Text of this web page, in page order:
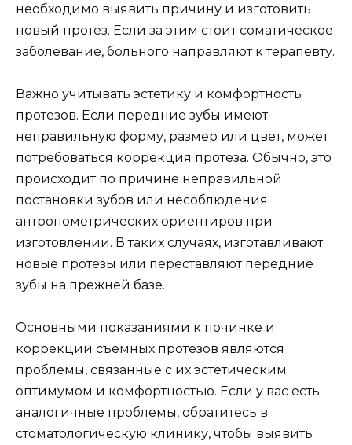
необходимо выявить причину и изготовить
новый протез. Если за этим стоит соматическое
заболевание, больного направляют к терапевту.
Важно учитывать эстетику и комфортность
протезов. Если передние зубы имеют
неправильную форму, размер или цвет, может
потребоваться коррекция протеза. Обычно, это
происходит по причине неправильной
постановки зубов или несоблюдения
антропометрических ориентиров при
изготовлении. В таких случаях, изготавливают
новые протезы или переставляют передние
зубы на прежней базе.
Основными показаниями к починке и
коррекции съемных протезов являются
проблемы, связанные с их эстетическим
оптимумом и комфортностью. Если у вас есть
аналогичные проблемы, обратитесь в
стоматологическую клинику, чтобы выявить